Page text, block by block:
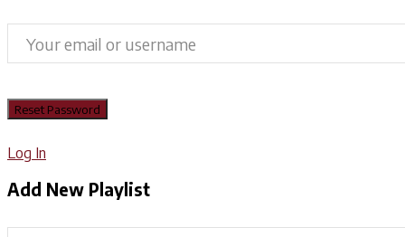
Log In
Add New Playlist